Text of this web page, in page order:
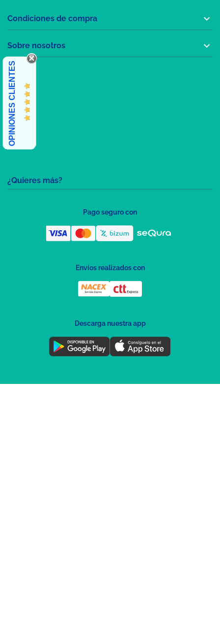
¿Quieres más?
Condiciones de compra 
Sobre nosotros 
OPINIONES CLIENTES
Pago seguro con
Envíos realizados con
Descarga nuestra app